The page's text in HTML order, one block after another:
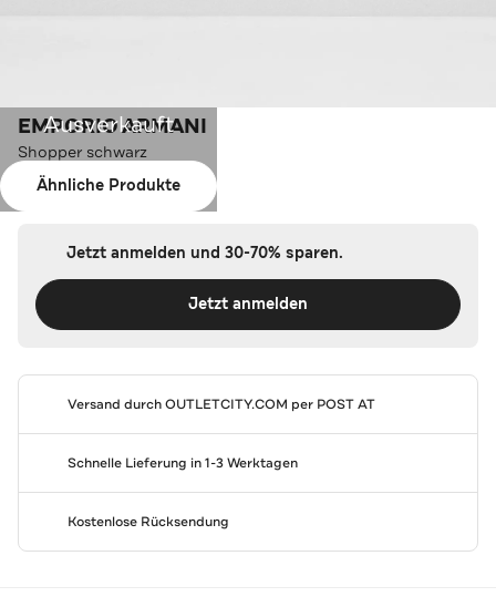
Ausverkauft
Ähnliche Produkte
EMPORIO ARMANI
Shopper schwarz
Farbe:schwarz
Jetzt anmelden und 30-70% sparen.
Jetzt anmelden
Versand durchOUTLETCITY.COM per POST AT
Schnelle Lieferung in 1-3 Werktagen
Kostenlose Rücksendung